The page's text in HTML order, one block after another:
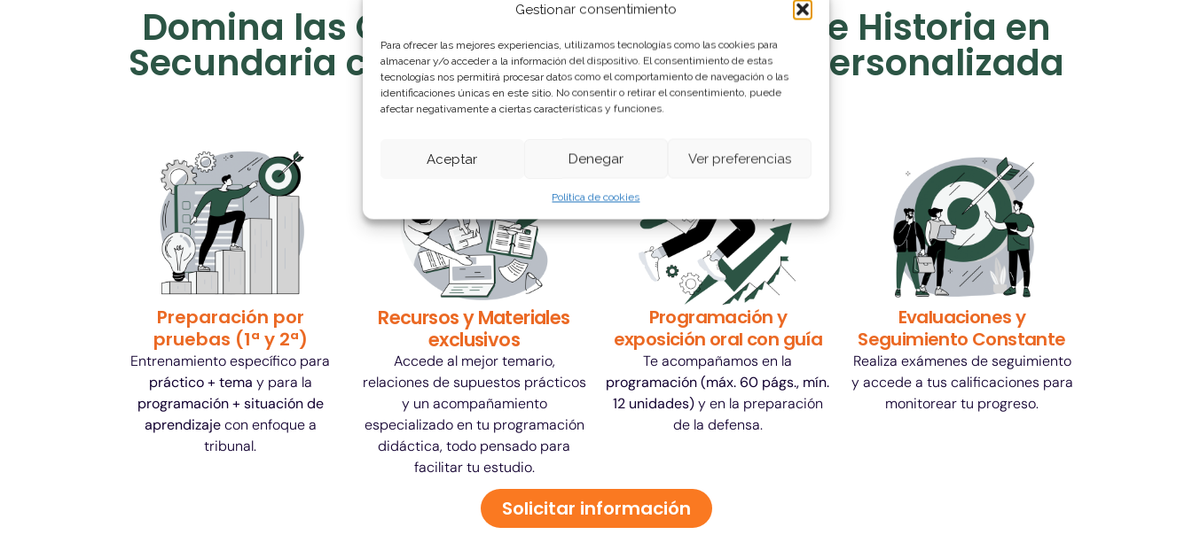
Gestionar consentimiento
Para ofrecer las mejores experiencias, utilizamos tecnologías como las cookies para
almacenar y/o acceder a la información del dispositivo. El consentimiento de estas
tecnologías nos permitirá procesar datos como el comportamiento de navegación o las
identificaciones únicas en este sitio. No consentir o retirar el consentimiento, puede
afectar negativamente a ciertas características y funciones.
Aceptar Denegar Ver preferencias
Política de cookies
Domina las Oposiciones de Geografía e Historia en
Secundaria con nuestra preparación personalizada
Preparación por
pruebas (1ª y 2ª)
Entrenamiento específico para
práctico + tema y para la
programación + situación de
aprendizajecon enfoque a
tribunal.
Recursos y Materiales
exclusivos
Accede al mejor temario,
relaciones de supuestos prácticos
y un acompañamiento
especializado en tu programación
didáctica, todo pensado para
facilitar tu estudio.
Programación y
exposición oral con guía
Te acompañamos en la
programación (máx. 60 págs., mín.
12 unidades)y en la preparación
de la defensa.
Evaluaciones y
Seguimiento Constante
Realiza exámenes de seguimiento
y accede a tus calificaciones para
monitorear tu progreso.
Solicitar información